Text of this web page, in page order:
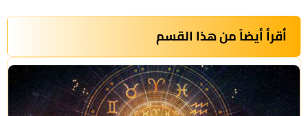
أقرأ أيضاً من هذا القسم